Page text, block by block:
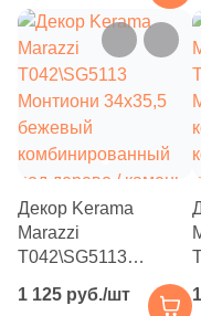
Металл ( 112
Мозаика (1975
Моноколор (
Морские мотивы (
Мрамор (625)
Надписи (1 )
Обои (6)
орнамент
Декор Kerama
Marazzi
T042\SG5113
Монтиони 34x35,5
бежевый
1 125 руб./шт